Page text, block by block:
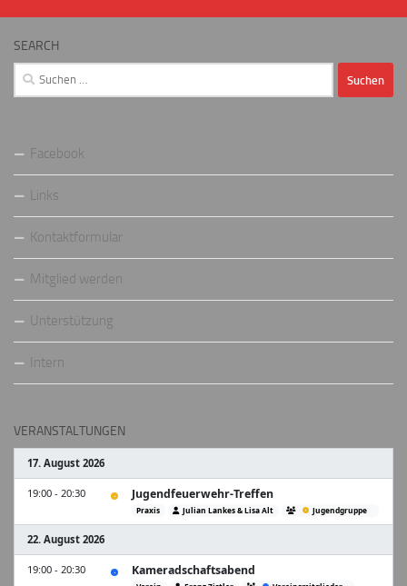
SEARCH
Suchen
nach:
Facebook
Links
Kontaktformular
Mitglied werden
Unterstützung
Intern
VERANSTALTUNGEN